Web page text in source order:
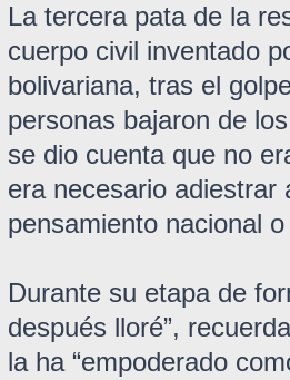
La tercera pata de la
cuerpo civil inventado
bolivariana, tras el
personas bajaron de
se dio cuenta que no
era necesario adiestrar
pensamiento nacional
Durante su etapa de
después lloré”,
la ha “empoderado